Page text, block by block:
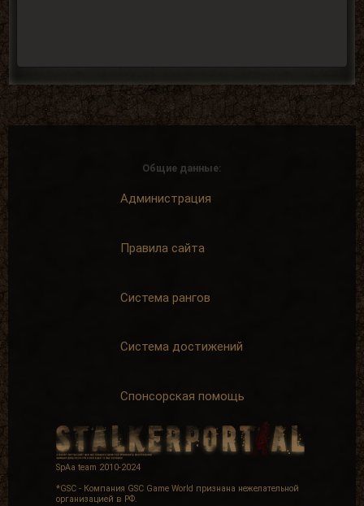
Общие данные:
Администрация
Правила сайта
Система рангов
Система достижений
Спонсорская помощь
SpAa team 2010-2024
*GSC - Компания GSC Game World признана нежелательной
организацией в РФ.